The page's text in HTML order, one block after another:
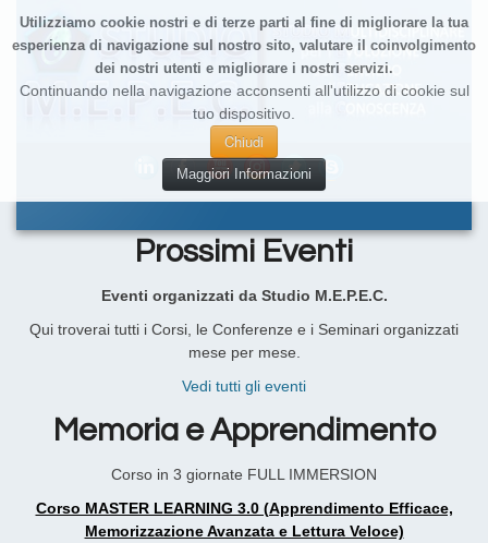
Utilizziamo cookie nostri e di terze parti al fine di migliorare la tua
esperienza di navigazione sul nostro sito, valutare il coinvolgimento
dei nostri utenti e migliorare i nostri servizi.
Continuando nella navigazione acconsenti all'utilizzo di cookie sul
tuo dispositivo.
Chiudi
Maggiori Informazioni
Prossimi Eventi
Eventi organizzati da Studio M.E.P.E.C.
Qui troverai tutti i Corsi, le Conferenze e i Seminari organizzati
mese per mese.
Vedi tutti gli eventi
Memoria e Apprendimento
Corso in 3 giornate FULL IMMERSION
Corso MASTER LEARNING 3.0 (Apprendimento Efficace,
Memorizzazione Avanzata e Lettura Veloce)